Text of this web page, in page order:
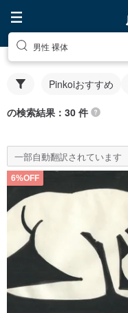
男性 裸体
Pinkoiおすすめ
の検索結果：30 件
一部自動翻訳されています
6%OFF